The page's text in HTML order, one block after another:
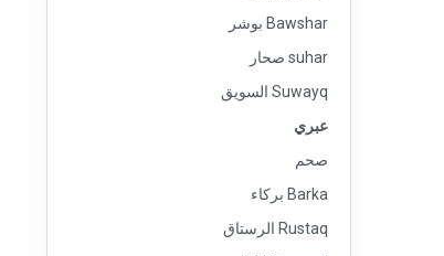
Bawshar بوشر
suhar صحار
Suwayq السويق
عبري
صحم
Barka بركاء
Rustaq الرستاق